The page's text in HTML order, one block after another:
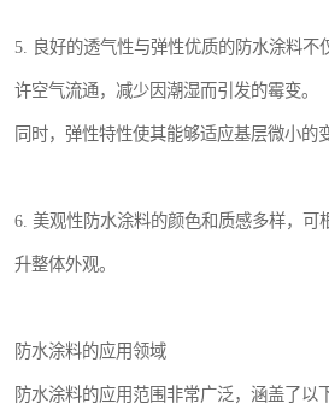
5. 良好的透气性与弹性优质的防水涂料不
许空气流通，减少因潮湿而引发的霉变。
同时，弹性特性使其能够适应基层微小的
6. 美观性防水涂料的颜色和质感多样，可
升整体外观。
防水涂料的应用领域
防水涂料的应用范围非常广泛，涵盖了以